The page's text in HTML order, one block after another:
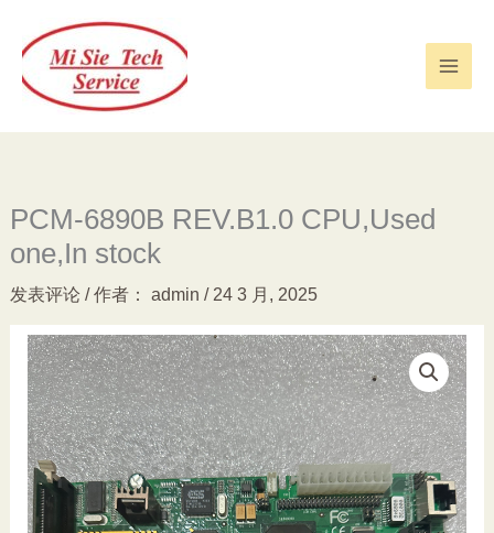
PCM-6890B REV.B1.0 CPU,Used
one,In stock
发表评论 / 作者： admin / 24 3 月, 2025